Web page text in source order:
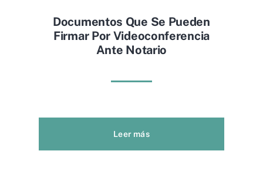
Documentos Que Se Pueden
Firmar Por Videoconferencia
Ante Notario
Leer más